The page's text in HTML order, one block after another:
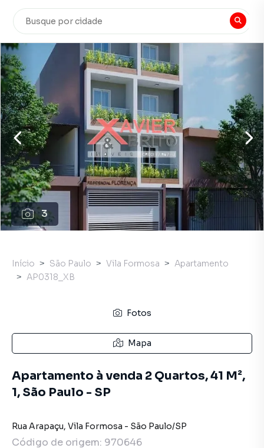
3
Início São Paulo Vila Formosa
Apartamento
AP0318_XB
Fotos
Mapa
Apartamento à venda 2 Quartos, 41 M²,
1, São Paulo - SP
Rua Arapaçu, Vila Formosa - São Paulo/SP
Código de origem: 970646